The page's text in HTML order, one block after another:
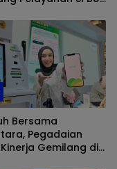
Biosolar Berjalan
Bersama
Pegadaian
Gemilang di